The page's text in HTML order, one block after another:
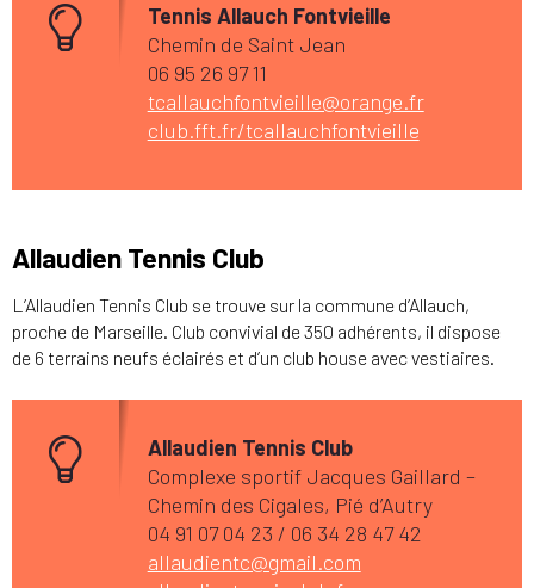
Tennis Allauch Fontvieille
Chemin de Saint Jean
06 95 26 97 11
tcallauchfontvieille@orange.fr
club.fft.fr/tcallauchfontvieille
Allaudien Tennis Club
L’Allaudien Tennis Club se trouve sur la commune d’Allauch,
proche de Marseille. Club convivial de 350 adhérents, il dispose
de 6 terrains neufs éclairés et d’un club house avec vestiaires.
Allaudien Tennis Club
Complexe sportif Jacques Gaillard –
Chemin des Cigales, Pié d’Autry
04 91 07 04 23 / 06 34 28 47 42
allaudientc@gmail.com